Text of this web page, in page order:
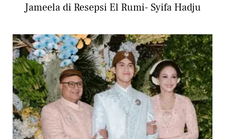
Jameela di Resepsi El Rumi- Syifa Hadju